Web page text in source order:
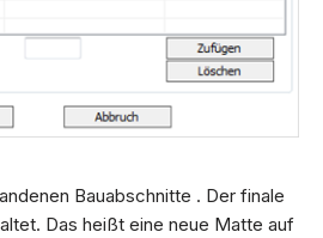
Bauabschnitte . Der finale
Das heißt eine neue Matte auf